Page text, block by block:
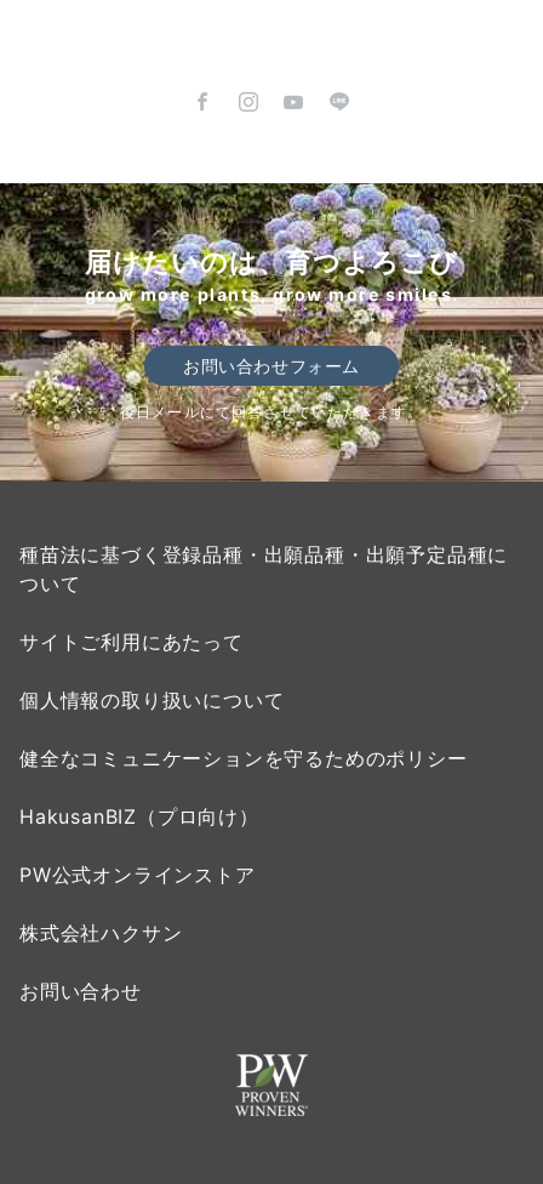
届けたいのは、育つよろこび
grow more plants, grow more smiles.
お問い合わせフォーム
後日メールにて回答させていただきます。
種苗法に基づく登録品種・出願品種・出願予定品種に
ついて
サイトご利用にあたって
個人情報の取り扱いについて
健全なコミュニケーションを守るためのポリシー
HakusanBIZ（プロ向け）
PW公式オンラインストア
株式会社ハクサン
お問い合わせ